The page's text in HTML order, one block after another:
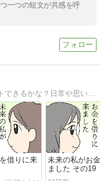
一つの短文が共感を呼
借りに来
未来の私がお
ました その19